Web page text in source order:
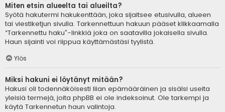
Miten etsin alueelta tai alueilta?
Syötä hakutermi hakukenttään, joka sijaitsee etusivulla, alueen
tai viestiketjun sivulla. Tarkennettuun hakuun pääset klikkaamalla
“Tarkennettu haku”-linkkiä joka on saatavilla jokaisella sivulla.
Haun sijainti voi riippua käyttämästäsi tyylistä.
Ylös
Miksi hakuni ei löytänyt mitään?
Hakusi oli todennäköisesti liian epämääräinen ja sisälsi useita
yleisiä termejä, joita phpBB ei ole indeksoinut. Ole tarkempi ja
käytä Tarkennetun haun valintoja.